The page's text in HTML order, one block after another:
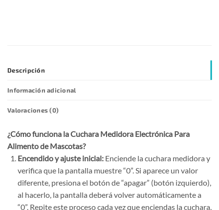
Descripción
Información adicional
Valoraciones (0)
¿Cómo funciona la Cuchara Medidora Electrónica Para
Alimento de Mascotas?
Encendido y ajuste inicial: Enciende la cuchara medidora y
verifica que la pantalla muestre “0”. Si aparece un valor
diferente, presiona el botón de “apagar” (botón izquierdo),
al hacerlo, la pantalla deberá volver automáticamente a
“0”. Repite este proceso cada vez que enciendas la cuchara.